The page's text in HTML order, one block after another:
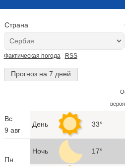
Страна
Фактическая погода RSS
Прогноз на 7 дней
Вс
9 авг
День 33°
Пн
Ночь 17°